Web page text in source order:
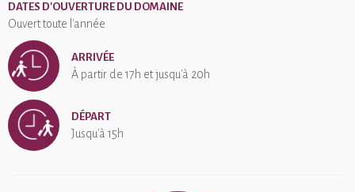
Morvan et de ses belles excursions. Plusieurs bonnes tables se
plus belle étant néanmoins de couper son téléphone, de plonger
vos pieds dans l'étang, d'écouter la nature, de vous laisser
transporter par ce moment suspendu, loin de tout. Venez
écouter la nature, son silence, sa beauté.
Cabanes sur Pilotis a une note moyenne de 4.3 sur 5 basée sur 3
avis clients
DATES D'OUVERTURE DU DOMAINE
Ouvert toute l'année
ARRIVÉE
À partir de 17h et jusqu'à 20h
DÉPART
Jusqu'à 15h